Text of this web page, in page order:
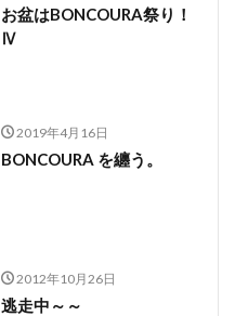
お盆はBONCOURA祭り！
Ⅳ
2019年4月16日
BONCOURA を纏う。
2012年10月26日
逃走中～～